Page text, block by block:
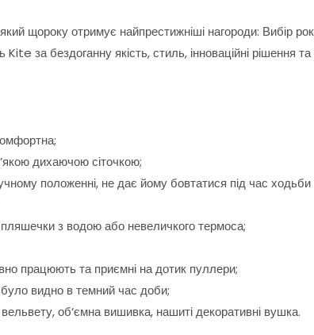
щороку отримує найпрестижніші нагороди: Вибір
за бездоганну якість, стиль, інноваційні рішення
дихаючою сіточкою;
положенні, не дає йому бовтатися під час ходьби
пляшечки з водою або невеличкого термоса;
працюють та приємні на дотик пуллери;
видно в темний час доби;
об’ємна вишивка, нашиті декоративні вушка.